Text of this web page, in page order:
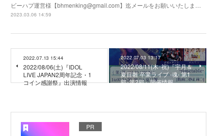
ビーハプ運営様【bhmenking@gmail.com】迄メールをお願いいたしま…
2023.03.06 14:59
2022.07.13 15:44
2022/08/06(土)『IDOL
LIVE JAPAN2周年記念・1
コイン感謝祭』出演情報
2022.07.03 13:17
2022/08/11(木･祝)『宇月＆
夏目雛 卒業ライブ -魂- 第1
部･第2部』開催情報
PR